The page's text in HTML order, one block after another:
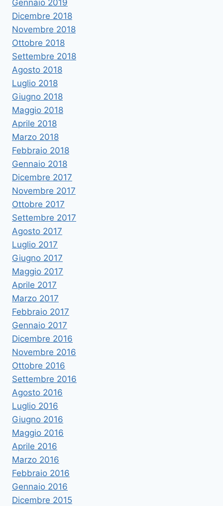
Gennaio 2019
Dicembre 2018
Novembre 2018
Ottobre 2018
Settembre 2018
Agosto 2018
Luglio 2018
Giugno 2018
Maggio 2018
Aprile 2018
Marzo 2018
Febbraio 2018
Gennaio 2018
Dicembre 2017
Novembre 2017
Ottobre 2017
Settembre 2017
Agosto 2017
Luglio 2017
Giugno 2017
Maggio 2017
Aprile 2017
Marzo 2017
Febbraio 2017
Gennaio 2017
Dicembre 2016
Novembre 2016
Ottobre 2016
Settembre 2016
Agosto 2016
Luglio 2016
Giugno 2016
Maggio 2016
Aprile 2016
Marzo 2016
Febbraio 2016
Gennaio 2016
Dicembre 2015